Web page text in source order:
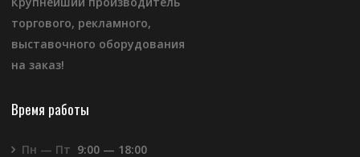
торгового, рекламного,
выставочного оборудования
на заказ!
Время работы
Пн — Пт 9:00 — 18:00